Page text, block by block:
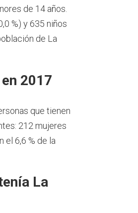
de 14 años.
%) y 635 niños
de La
2017
que tienen
212 mujeres
el 6,6 % de la
La